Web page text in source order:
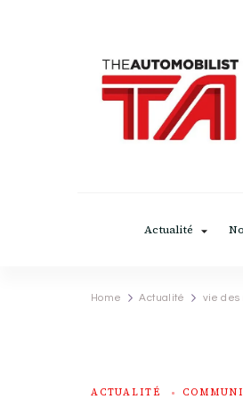
Actualité
Home Actualité vie des
ACTUALITÉ